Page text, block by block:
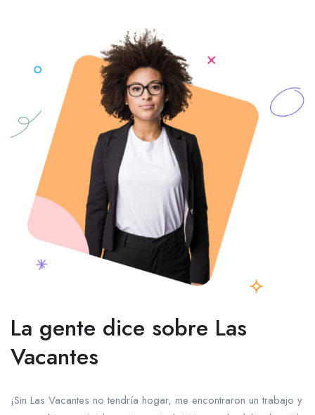
La gente dice sobre Las
Vacantes
¡Sin Las Vacantes no tendría hogar, me encontraron un trabajo y